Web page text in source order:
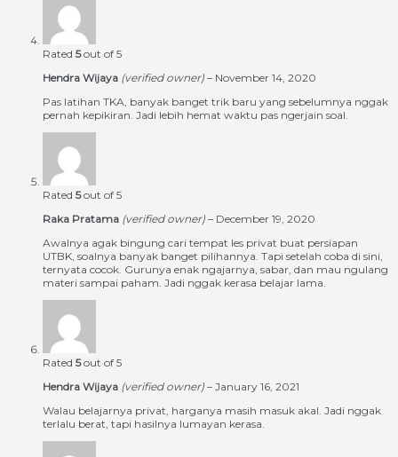
Rated 5out of 5
Hendra Wijaya (verified owner) – November 14, 2020
Pas latihan TKA, banyak banget trik baru yang sebelumnya nggak
pernah kepikiran. Jadi lebih hemat waktu pas ngerjain soal.
Rated 5out of 5
Raka Pratama (verified owner) – December 19, 2020
Awalnya agak bingung cari tempat les privat buat persiapan
UTBK, soalnya banyak banget pilihannya. Tapi setelah coba di sini,
ternyata cocok. Gurunya enak ngajarnya, sabar, dan mau ngulang
materi sampai paham. Jadi nggak kerasa belajar lama.
Rated 5out of 5
Hendra Wijaya (verified owner) – January 16, 2021
Walau belajarnya privat, harganya masih masuk akal. Jadi nggak
terlalu berat, tapi hasilnya lumayan kerasa.